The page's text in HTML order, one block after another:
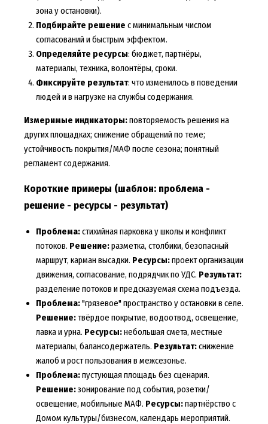
зона у остановки).
Подбирайте решение с минимальным числом
согласований и быстрым эффектом.
Определяйте ресурсы: бюджет, партнёры,
материалы, техника, волонтёры, сроки.
Фиксируйте результат: что изменилось в поведении
людей и в нагрузке на службы содержания.
Измеримые индикаторы:повторяемость решения на
других площадках; снижение обращений по теме;
устойчивость покрытия/МАФ после сезона; понятный
регламент содержания.
Короткие примеры (шаблон: проблема -
решение - ресурсы - результат)
Проблема:стихийная парковка у школы и конфликт
потоков. Решение:разметка, столбики, безопасный
маршрут, карман высадки. Ресурсы:проект организации
движения, согласование, подрядчик по УДС. Результат:
разделение потоков и предсказуемая схема подъезда.
Проблема:"грязевое" пространство у остановки в селе.
Решение:твёрдое покрытие, водоотвод, освещение,
лавка и урна. Ресурсы:небольшая смета, местные
материалы, балансодержатель. Результат:снижение
жалоб и рост пользования в межсезонье.
Проблема:пустующая площадь без сценария.
Решение:зонирование под события, розетки/
освещение, мобильные МАФ. Ресурсы:партнёрство с
Домом культуры/бизнесом, календарь мероприятий.